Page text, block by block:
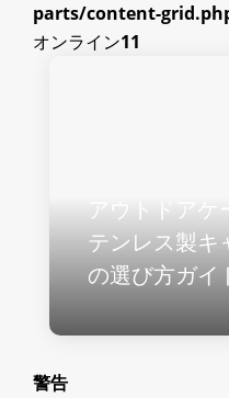
parts/content-
オンライン11
アウトドアケ
テンレス製キ
の選び方ガイ
警告